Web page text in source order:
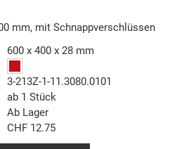
mm, mit Schnappverschlüssen
600 x 400 x 28 mm
3-213Z-1-11.3080.0101
ab 1 Stück
Ab Lager
CHF 12.75